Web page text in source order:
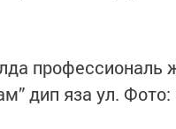
дип яза ул. Фото: